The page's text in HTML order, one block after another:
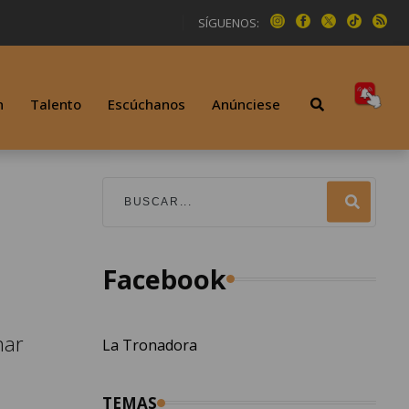
SÍGUENOS:
Talento Escúchanos Anúnciese
Facebook
La Tronadora
TEMAS